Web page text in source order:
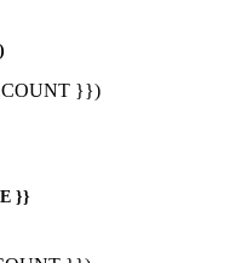
}})
}}